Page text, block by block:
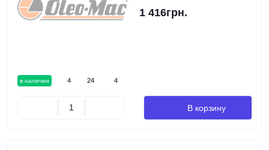
в наличии 4 24 4
1 416грн.
В корзину